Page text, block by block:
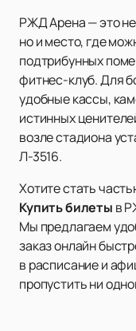
РЖД Арена — это
но и место, где
подтрибунных
фитнес-клуб. Для
удобные кассы,
истинных
возле стадиона
Л-3516.
Хотите стать
Купить билеты в
Мы предлагаем
заказ онлайн
в расписание и
пропустить ни